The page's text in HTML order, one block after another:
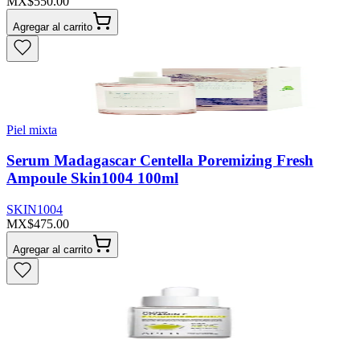
Agregar al carrito
Piel mixta
Serum Madagascar Centella Poremizing Fresh
Ampoule Skin1004 100ml
SKIN1004
MX$475.00
Agregar al carrito